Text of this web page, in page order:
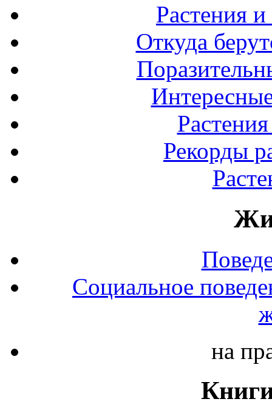
Растения
Откуда
Рекорды
Социальное
на